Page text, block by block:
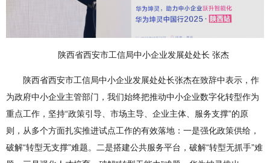
陕西省西安市工信局中小企业发展处处长 张杰
陕西省西安市工信局中小企业发展处处长张杰在致辞中表示，作
为政府中小企业主管部门，我们始终把推动中小企业数字化转型作为
重点工作，坚持“政策引导、市场主导、企业主体、服务支撑”的原
则，从多个方面扎实推进试点工作的有效落地：一是强化政策供给，
破解“转型无支撑”难题。二是搭建公共服务平台，破解“转型无抓手”难